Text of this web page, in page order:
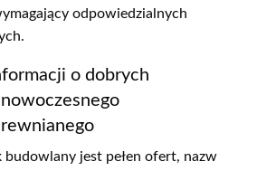
odpowiedzialnych
o dobrych
budowlany jest pełen ofert, nazw